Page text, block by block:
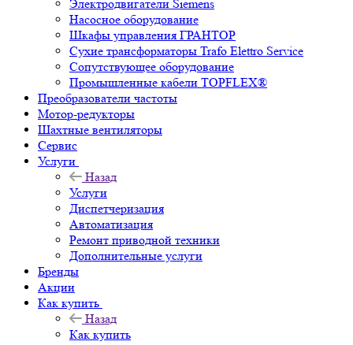
Электродвигатели Siemens
Насосное оборудование
Шкафы управления ГРАНТОР
Сухие трансформаторы Trafo Elettro Service
Сопутствующее оборудование
Промышленные кабели TOPFLEX®
Преобразователи частоты
Мотор-редукторы
Шахтные вентиляторы
Сервис
Услуги
Назад
Услуги
Диспетчеризация
Автоматизация
Ремонт приводной техники
Дополнительные услуги
Бренды
Акции
Как купить
Назад
Как купить